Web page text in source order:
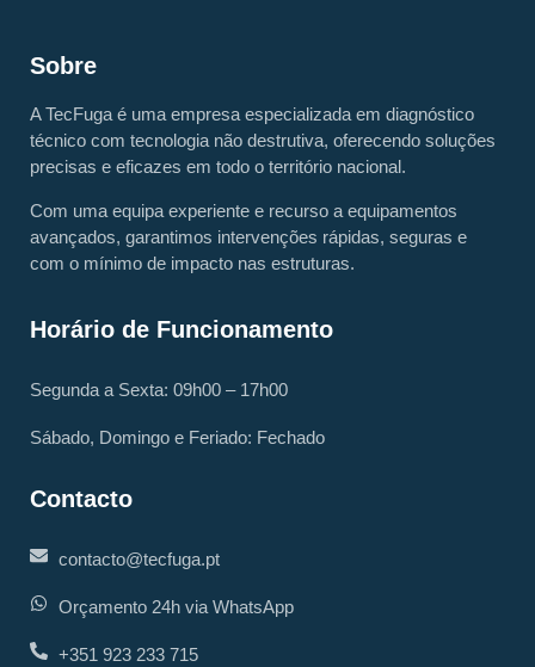
Sobre
A TecFuga é uma empresa especializada em diagnóstico
técnico com tecnologia não destrutiva, oferecendo soluções
precisas e eficazes em todo o território nacional.
Com uma equipa experiente e recurso a equipamentos
avançados, garantimos intervenções rápidas, seguras e
com o mínimo de impacto nas estruturas.
Horário de Funcionamento
Segunda a Sexta: 09h00 – 17h00
Sábado, Domingo e Feriado: Fechado
Contacto
contacto@tecfuga.pt
Orçamento 24h via WhatsApp
+351 923 233 715